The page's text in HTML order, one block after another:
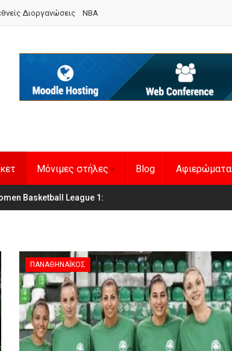
Διοργανώσεις NBA
Μόνιμες στήλες Blog Αφιερώματα
Basketball League 1
Γυναικών
ΠΑΝΑΘΗΝΑΪΚΌΣ